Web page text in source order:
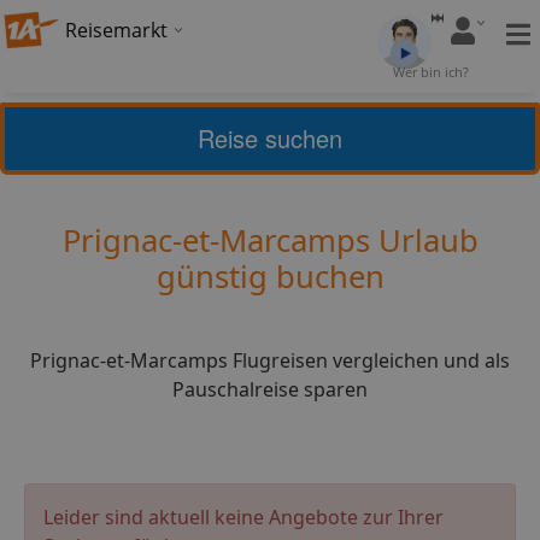
Reisemarkt
Wer bin ich?
Frankreich Prignac-et-Marcamps
4,34(27) Bewerten
Prignac-et-Marcamps Urlaub
günstig buchen
Prignac-et-Marcamps Flugreisen vergleichen und als
Pauschalreise sparen
Reise suchen
Leider sind aktuell keine Angebote zur Ihrer